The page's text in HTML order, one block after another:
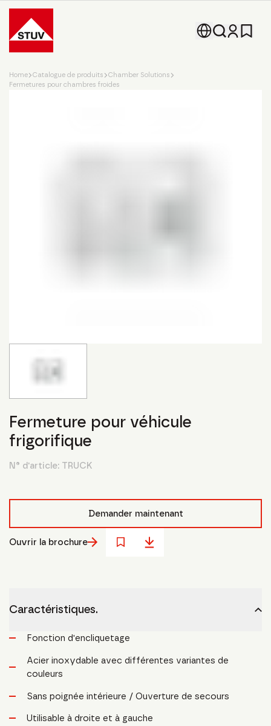
Go To the Homepage
Home Catalogue de produits
Chamber Solutions
Fermetures pour chambres froides
Fermeture pour véhicule
frigorifique
N° d'article: TRUCK
Demander maintenant
Ouvrir la brochure
Caractéristiques.
Fonction d'encliquetage
Acier inoxydable avec différentes variantes de
couleurs
Sans poignée intérieure / Ouverture de secours
Utilisable à droite et à gauche